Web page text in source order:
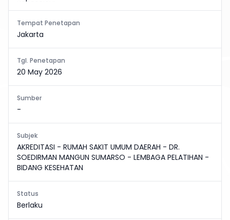
Tempat Penetapan
Jakarta
Tgl. Penetapan
20 May 2026
Sumber
-
Subjek
AKREDITASI - RUMAH SAKIT UMUM DAERAH - DR.
SOEDIRMAN MANGUN SUMARSO - LEMBAGA PELATIHAN -
BIDANG KESEHATAN
Status
Berlaku